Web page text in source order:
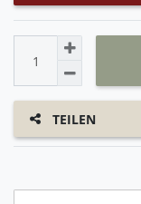
TEILEN